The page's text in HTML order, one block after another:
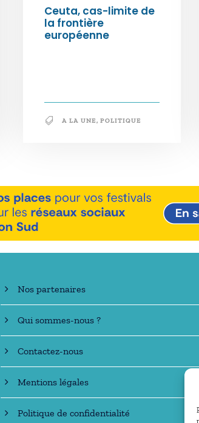
Ceuta, cas-limite de
la frontière
européenne
A LA UNE, POLITIQUE
En savoir +
Nos partenaires
Qui sommes-nous ?
Contactez-nous
Mentions légales
Politique de confidentialité